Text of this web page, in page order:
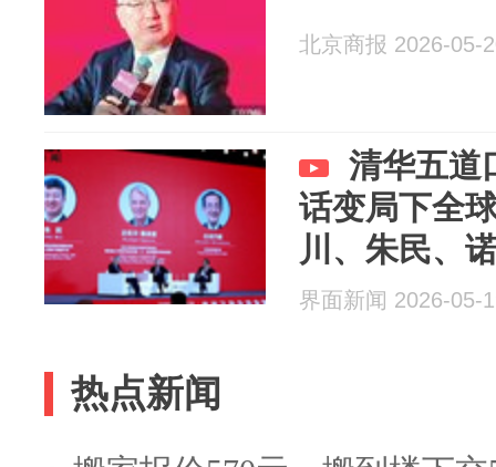
北京商报 2026-05-
清华五道
话变局下全
川、朱民、
界面新闻 2026-05-
热点新闻